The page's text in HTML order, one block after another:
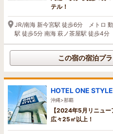
テル！
JR/南海 新今宮駅 徒歩6分 メトロ
駅 徒歩5分 南海 萩ノ茶屋駅 徒歩4分
この宿の宿泊プ
HOTEL ONE STYLE
沖縄>那覇
【2024年5月リニュ
広々25㎡以上！